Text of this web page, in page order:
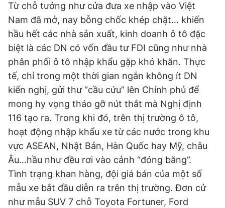
Từ chỗ tưởng như cửa đưa xe nhập vào Việt
Nam đã mở, nay bỗng chốc khép chặt… khiến
hầu hết các nhà sản xuất, kinh doanh ô tô đặc
biệt là các DN có vốn đầu tư FDI cũng như nhà
phân phối ô tô nhập khẩu gặp khó khăn. Thực
tế, chỉ trong một thời gian ngắn không ít DN
kiến nghị, gửi thư “cầu cứu” lên Chính phủ để
mong hy vọng tháo gỡ nút thắt mà Nghị định
116 tạo ra. Trong khi đó, trên thị trường ô tô,
hoạt động nhập khẩu xe từ các nước trong khu
vực ASEAN, Nhật Bản, Hàn Quốc hay Mỹ, châu
Âu…hầu như đều rơi vào cảnh “đóng băng”.
Tình trạng khan hàng, đội giá bán của một số
mẫu xe bắt đầu diễn ra trên thị trường. Đơn cử
như mẫu SUV 7 chỗ Toyota Fortuner, Ford